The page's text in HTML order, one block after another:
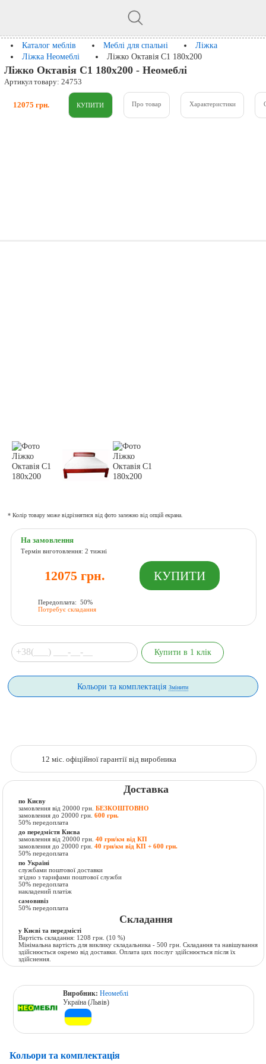
Каталог меблів Меблі для спальні
Ліжка
Ліжка Неомеблі
Ліжко Октавія С1 180x200
Ліжко Октавія С1 180x200 - Неомеблі
Артикул товару: 24753
12075 грн. Про товар Характеристики
* Колір товару може відрізнятися від фото залежно від опцій екрана.
На замовлення
Термін виготовлення: 2 тижні
12075 грн.
Передоплата: 50%
Потребує складання
Кольори та комплектаціяЗмінити
12 міс. офіційної гарантії від виробника
Доставка
по Києву
замовлення від 20000 грн.БЕЗКОШТОВНО
замовлення до 20000 грн.600 грн.
50% передоплата
до передмістя Києва
замовлення від 20000 грн.40 грн/км від КП
замовлення до 20000 грн.40 грн/км від КП + 600 грн.
50% передоплата
по Україні
службами поштової доставки
згідно з тарифами поштової служби
50% передоплата
накладений платіж
самовивіз
50% передоплата
Складання
у Києві та передмісті
Вартість складання: 1208 грн. (10 %)
Мінімальна вартість для виклику складальника - 500 грн. Складання та навішування
здійснюється окремо від доставки. Оплата цих послуг здійснюється після їх
здійснення.
Виробник:Неомеблі
Україна (Львів)
Кольори та комплектація